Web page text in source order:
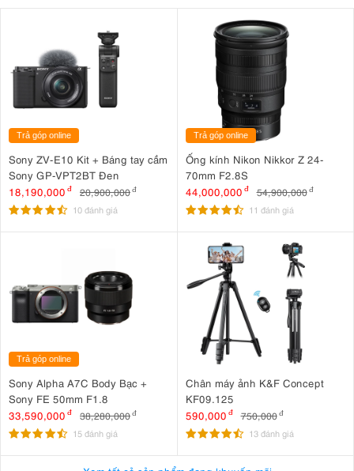
Trả góp online
Sony ZV-E10 Kit + Báng tay cầm
Sony GP-VPT2BT Đen
18,190,000 đ 20,900,000đ
10 đánh giá
Trả góp online
Ống kính Nikon Nikkor Z 24-
70mm F2.8S
44,000,000 đ 54,900,000 đ
11 đánh giá
Trả góp online
Sony Alpha A7C Body Bạc +
Sony FE 50mm F1.8
33,590,000 đ 38,280,000đ
15 đánh giá
Chân máy ảnh K&F Concept
KF09.125
590,000 đ 750,000 đ
13 đánh giá